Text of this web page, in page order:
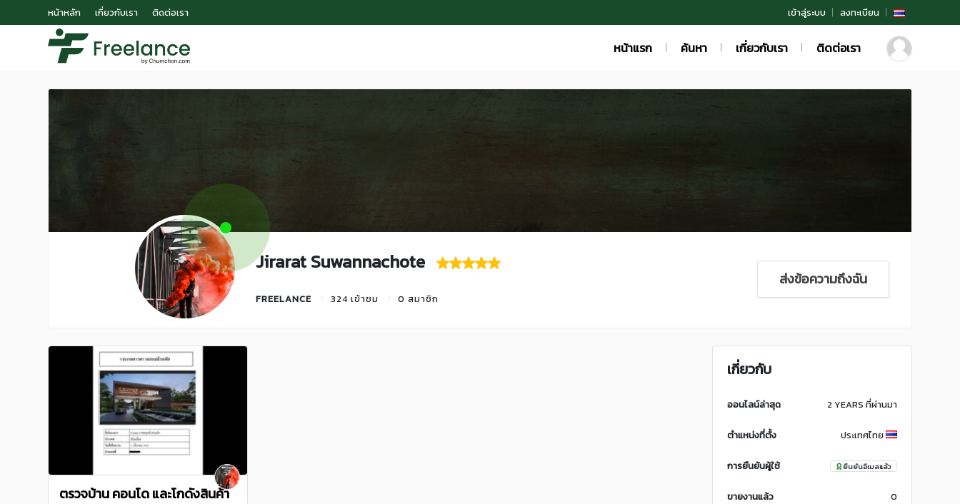
หน้าหลัก เกี่ยวกับเรา ติดต่อเรา เข้าสู่ระบบ ลงทะเบียน
หน้าแรก ค้นหา เกี่ยวกับเรา ติดต่อเรา
Jirarat Suwannachote
FREELANCE 324 เข้าชม 0 สมาชิก
ส่งข้อความถึงฉัน
ตรวจบ้าน คอนโด และโกดังสินค้า
เกี่ยวกับ
ออนไลน์ล่าสุด 2 YEARS ที่ผ่านมา
ตำแหน่งที่ตั้ง ประเทศไทย
การยืนยันผู้ใช้ ยืนยันอีเมลแล้ว
ขายงานแล้ว 0